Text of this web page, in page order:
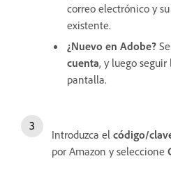
correo electrónico y
existente.
¿Nuevo en Adobe?
cuenta, y luego
pantalla.
Introduzca el código/
por Amazon y seleccione